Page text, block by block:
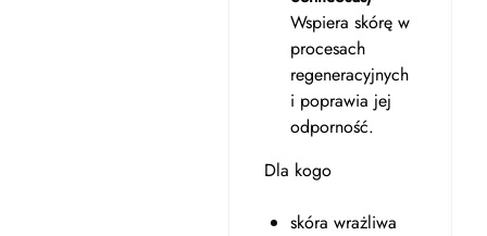
Wspiera skórę w
procesach
regeneracyjnych
i poprawia jej
odporność.
Dla kogo
skóra wrażliwa